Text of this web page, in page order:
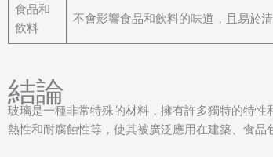
食品和
飲料
不會影響食品和飲料的味道，且易於
結論
玻璃是一種非常特殊的材料，擁有許多獨特的特
熱性和耐腐蝕性等，使其被廣泛應用在建築、食品